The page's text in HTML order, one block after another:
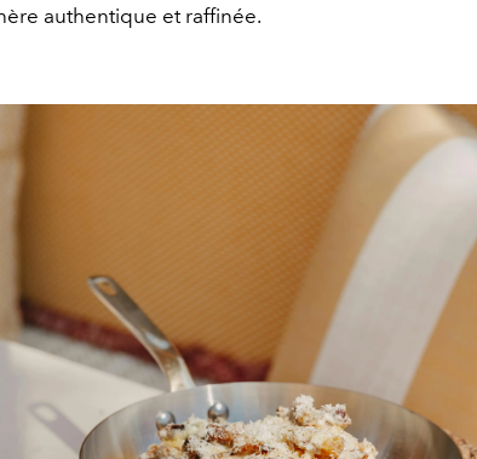
authentique et raffinée.